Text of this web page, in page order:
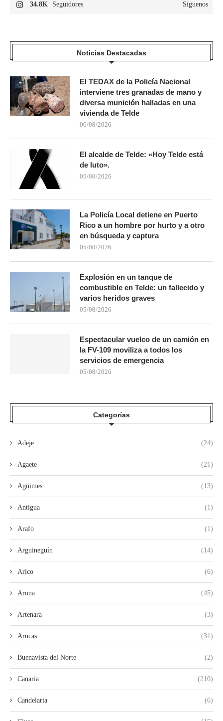
34.8K Seguidores Síguenos
Noticias Destacadas
El TEDAX de la Policía Nacional
interviene tres granadas de mano y
diversa munición halladas en una
vivienda de Telde
06/08/2026
El alcalde de Telde: «Hoy Telde está
de luto».
05/08/2026
La Policía Local detiene en Puerto
Rico a un hombre por hurto y a otro
en búsqueda y captura
05/08/2026
Explosión en un tanque de
combustible en Telde: un fallecido y
varios heridos graves
05/08/2026
Espectacular vuelco de un camión en
la FV-109 moviliza a todos los
servicios de emergencia
05/08/2026
Categorías
Adeje (24)
Agaete (21)
Agüimes (13)
Antigua (1)
Arafo (1)
Arguineguín (14)
Arico (6)
Arona (45)
Artenara (3)
Arucas (31)
Buenavista del Norte (2)
Canaria (210)
Candelaria (6)